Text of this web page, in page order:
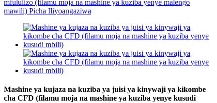
Mashine ya kujaza na kuziba ya juisi ya kinywaji ya kikombe
cha CFD (filamu moja na mashine ya kuziba yenye kusudi